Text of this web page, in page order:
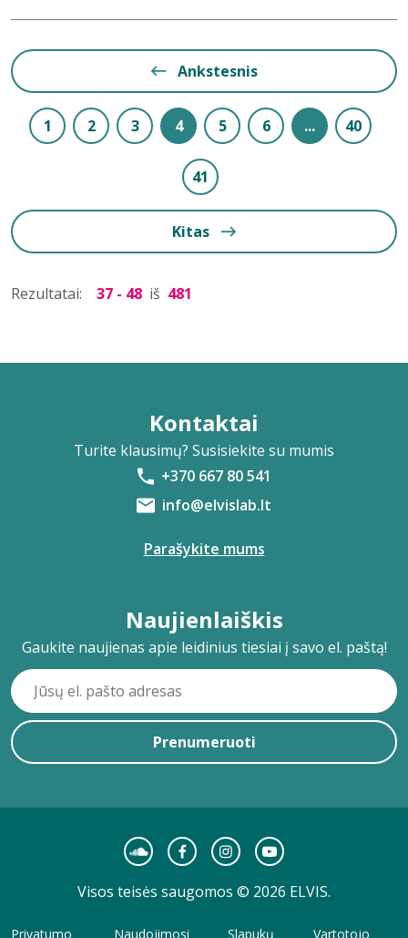
Ankstesnis
1 2 3 4 5 6 ... 40
41
Kitas
Rezultatai: 37 - 48 iš 481
Kontaktai
Turite klausimų? Susisiekite su mumis
+370 667 80 541
info@elvislab.lt
Parašykite mums
Naujienlaiškis
Gaukite naujienas apie leidinius tiesiai į savo el. paštą!
Prenumeruoti
Visos teisės saugomos © 2026 ELVIS.
Privatumo Naudojimosi Slapukų Vartotojo